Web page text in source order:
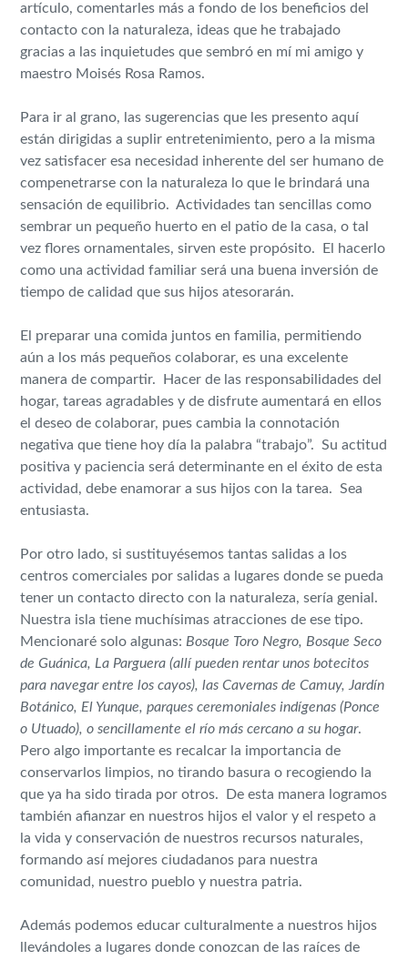
artículo, comentarles más a fondo de los beneficios del
contacto con la naturaleza, ideas que he trabajado
gracias a las inquietudes que sembró en mí mi amigo y
maestro Moisés Rosa Ramos.
Para ir al grano, las sugerencias que les presento aquí
están dirigidas a suplir entretenimiento, pero a la misma
vez satisfacer esa necesidad inherente del ser humano de
compenetrarse con la naturaleza lo que le brindará una
sensación de equilibrio. Actividades tan sencillas como
sembrar un pequeño huerto en el patio de la casa, o tal
vez flores ornamentales, sirven este propósito. El hacerlo
como una actividad familiar será una buena inversión de
tiempo de calidad que sus hijos atesorarán.
El preparar una comida juntos en familia, permitiendo
aún a los más pequeños colaborar, es una excelente
manera de compartir. Hacer de las responsabilidades del
hogar, tareas agradables y de disfrute aumentará en ellos
el deseo de colaborar, pues cambia la connotación
negativa que tiene hoy día la palabra “trabajo”. Su actitud
positiva y paciencia será determinante en el éxito de esta
actividad, debe enamorar a sus hijos con la tarea. Sea
entusiasta.
Por otro lado, si sustituyésemos tantas salidas a los
centros comerciales por salidas a lugares donde se pueda
tener un contacto directo con la naturaleza, sería genial.
Nuestra isla tiene muchísimas atracciones de ese tipo.
Mencionaré solo algunas: Bosque Toro Negro, Bosque Seco
de Guánica, La Parguera (allí pueden rentar unos botecitos
para navegar entre los cayos), las Cavernas de Camuy, Jardín
Botánico, El Yunque, parques ceremoniales indígenas (Ponce
o Utuado), o sencillamente el río más cercano a su hogar.
Pero algo importante es recalcar la importancia de
conservarlos limpios, no tirando basura o recogiendo la
que ya ha sido tirada por otros. De esta manera logramos
también afianzar en nuestros hijos el valor y el respeto a
la vida y conservación de nuestros recursos naturales,
formando así mejores ciudadanos para nuestra
comunidad, nuestro pueblo y nuestra patria.
Además podemos educar culturalmente a nuestros hijos
llevándoles a lugares donde conozcan de las raíces de